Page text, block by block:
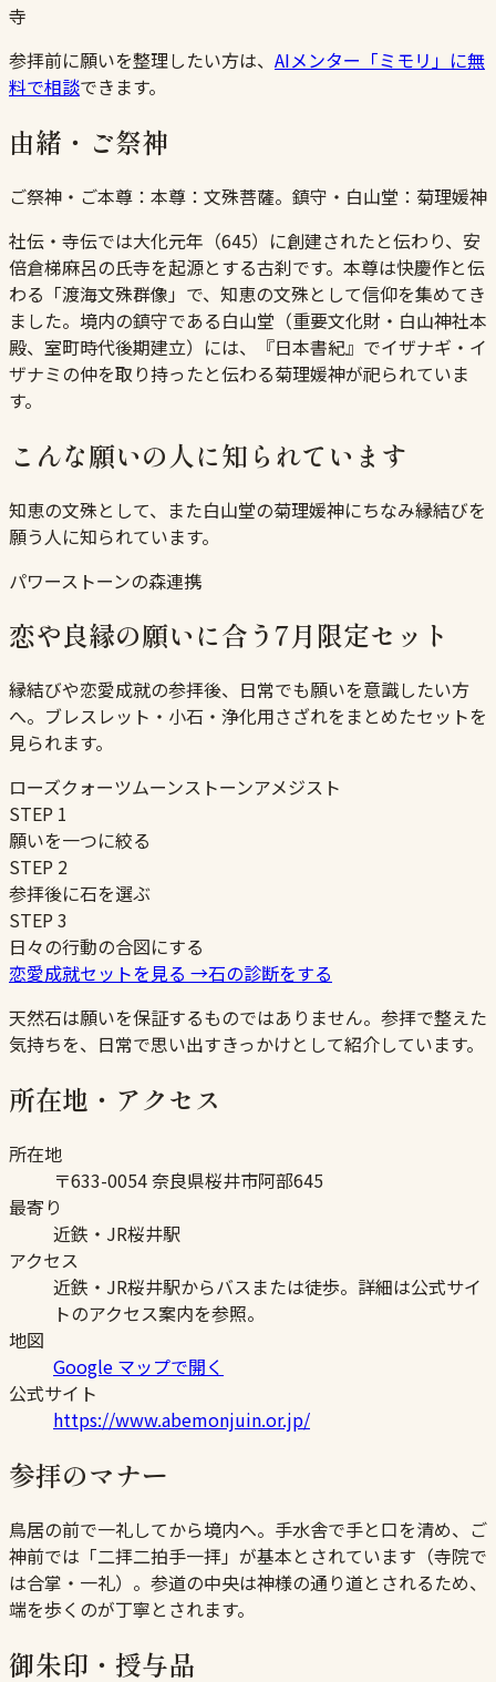
寺
参拝前に願いを整理したい方は、 AIメンター「ミモリ」に無
料で相談できます。
由緒・ご祭神
ご祭神・ご本尊： 本尊：文殊菩薩。鎮守・白山堂：菊理媛神
社伝・寺伝では大化元年（645）に創建されたと伝わり、安
倍倉梯麻呂の氏寺を起源とする古刹です。本尊は快慶作と伝
わる「渡海文殊群像」で、知恵の文殊として信仰を集めてき
ました。境内の鎮守である白山堂（重要文化財・白山神社本
殿、室町時代後期建立）には、『日本書紀』でイザナギ・イ
ザナミの仲を取り持ったと伝わる菊理媛神が祀られていま
す。
こんな願いの人に知られています
知恵の文殊として、また白山堂の菊理媛神にちなみ縁結びを
願う人に知られています。
パワーストーンの森連携
恋や良縁の願いに合う7月限定セット
縁結びや恋愛成就の参拝後、日常でも願いを意識したい方
へ。ブレスレット・小石・浄化用さざれをまとめたセットを
見られます。
ローズクォーツムーンストーンアメジスト
STEP 1
願いを一つに絞る
STEP 2
参拝後に石を選ぶ
STEP3
日々の行動の合図にする
恋愛成就セットを見る →石の診断をする
天然石は願いを保証するものではありません。参拝で整えた
気持ちを、日常で思い出すきっかけとして紹介しています。
所在地・アクセス
所在地
〒633-0054 奈良県桜井市阿部645
最寄り
近鉄・JR桜井駅
アクセス
近鉄・JR桜井駅からバスまたは徒歩。詳細は公式サイ
トのアクセス案内を参照。
地図
Google マップで開く
公式サイト
https://www.abemonjuin.or.jp/
参拝のマナー
鳥居の前で一礼してから境内へ。手水舎で手と口を清め、ご
神前では「二拝二拍手一拝」が基本とされています（寺院で
は合掌・一礼）。参道の中央は神様の通り道とされるため、
端を歩くのが丁寧とされます。
御朱印・授与品